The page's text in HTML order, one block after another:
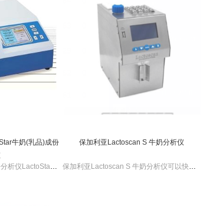
牛奶(乳品)成份
牛奶成份分析仪/乳品成份分析仪LactoStar存储了20套不同的乳品校准数据，测试不同乳品不需要重复校准，只需要更换到相应的校准数据下进行就可以了。可以进行原奶，全奶，脱脂奶以及奶油检测。对母乳，牛乳，羊奶都能进行相应检测。大约2分钟既可以得出结果。每次测试需要乳品30ml
保加利亚Lactoscan S 牛奶分析仪
保加利亚Lactoscan S 牛奶分析仪可以快速准确的检测出牛奶中脂肪、乳糖、蛋白质、非乳脂固体、、总固体、冰点、掺水率、PH、温度等。